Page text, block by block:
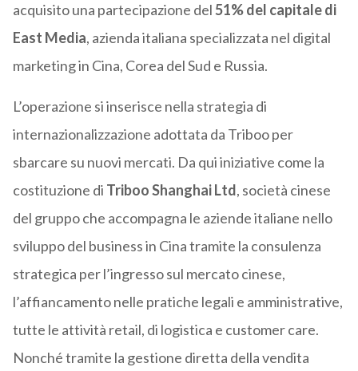
acquisito una partecipazione del51% del capitale di
East Media, azienda italiana specializzata nel digital
marketing in Cina, Corea del Sud e Russia.
L’operazione si inserisce nella strategia di
internazionalizzazione adottata da Triboo per
sbarcare su nuovi mercati. Da qui iniziative come la
costituzione di Triboo Shanghai Ltd, società cinese
del gruppo che accompagna le aziende italiane nello
sviluppo del business in Cina tramite la consulenza
strategica per l’ingresso sul mercato cinese,
l’affiancamento nelle pratiche legali e amministrative,
tutte le attività retail, di logistica e customer care.
Nonché tramite la gestione diretta della vendita